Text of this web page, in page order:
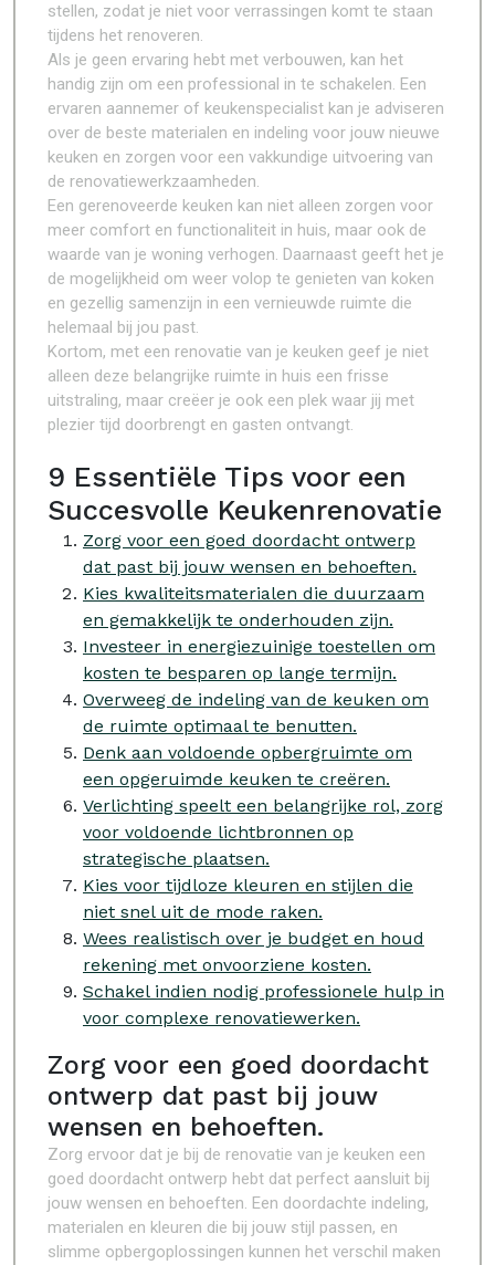
stellen, zodat je niet voor verrassingen komt te staan
tijdens het renoveren.
Als je geen ervaring hebt met verbouwen, kan het
handig zijn om een professional in te schakelen. Een
ervaren aannemer of keukenspecialist kan je adviseren
over de beste materialen en indeling voor jouw nieuwe
keuken en zorgen voor een vakkundige uitvoering van
de renovatiewerkzaamheden.
Een gerenoveerde keuken kan niet alleen zorgen voor
meer comfort en functionaliteit in huis, maar ook de
waarde van je woning verhogen. Daarnaast geeft het je
de mogelijkheid om weer volop te genieten van koken
en gezellig samenzijn in een vernieuwde ruimte die
helemaal bij jou past.
Kortom, met een renovatie van je keuken geef je niet
alleen deze belangrijke ruimte in huis een frisse
uitstraling, maar creëer je ook een plek waar jij met
plezier tijd doorbrengt en gasten ontvangt.
9 Essentiële Tips voor een
Succesvolle Keukenrenovatie
Zorg voor een goed doordacht ontwerp
dat past bij jouw wensen en behoeften.
Kies kwaliteitsmaterialen die duurzaam
en gemakkelijk te onderhouden zijn.
Investeer in energiezuinige toestellen om
kosten te besparen op lange termijn.
Overweeg de indeling van de keuken om
de ruimte optimaal te benutten.
Denk aan voldoende opbergruimte om
een opgeruimde keuken te creëren.
Verlichting speelt een belangrijke rol, zorg
voor voldoende lichtbronnen op
strategische plaatsen.
Kies voor tijdloze kleuren en stijlen die
niet snel uit de mode raken.
Wees realistisch over je budget en houd
rekening met onvoorziene kosten.
Schakel indien nodig professionele hulp in
voor complexe renovatiewerken.
Zorg voor een goed doordacht
ontwerp dat past bij jouw
wensen en behoeften.
Zorg ervoor dat je bij de renovatie van je keuken een
goed doordacht ontwerp hebt dat perfect aansluit bij
jouw wensen en behoeften. Een doordachte indeling,
materialen en kleuren die bij jouw stijl passen, en
slimme opbergoplossingen kunnen het verschil maken